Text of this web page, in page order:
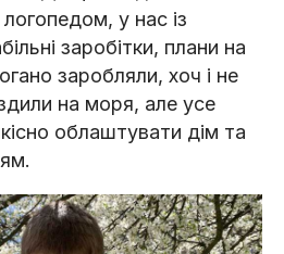
у нас із
заробітки, плани на
заробляли, хоч і не
на моря, але усе
облаштувати дім та